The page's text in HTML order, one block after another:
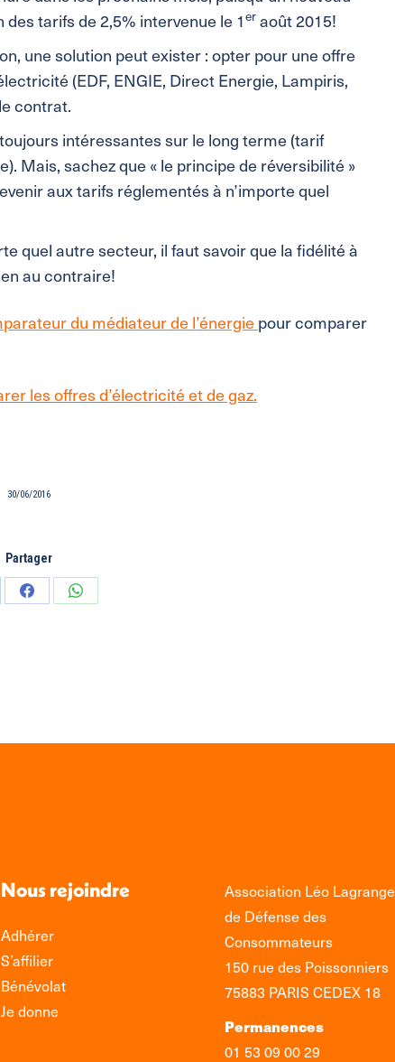
tarifs de 2,5% intervenue le 1er août 2015!
une solution peut exister : opter pour une offre
(EDF, ENGIE, Direct Energie, Lampiris,
contrat.
intéressantes sur le long terme (tarif
Mais, sachez que « le principe de réversibilité »
aux tarifs réglementés à n’importe quel
quel autre secteur, il faut savoir que la fidélité à
au contraire!
du médiateur de l’énergiepour comparer
les offres d’électricité et de gaz.
30/06/2016
Partager
PartagerPartager
Nous rejoindre
Adhérer
S’affilier
Bénévolat
Je donne
Association Léo Lagrange
de Défense des
Consommateurs
150 rue des Poissonniers
75883 PARIS CEDEX 18
Permanences
01 53 09 00 29